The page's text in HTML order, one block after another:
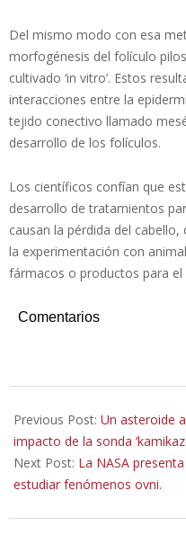
Del mismo modo con esa
morfogénesis del folículo
cultivado ‘in vitro’. Estos
interacciones entre la
tejido conectivo llamado
desarrollo de los folículos.
Los científicos confían que
desarrollo de tratamientos
causan la pérdida del
la experimentación con
fármacos o productos para el
Comentarios
10-
24
Previous Post: Un asteroide
impacto de la sonda
Next Post: La NASA
estudiar fenómenos ovni.